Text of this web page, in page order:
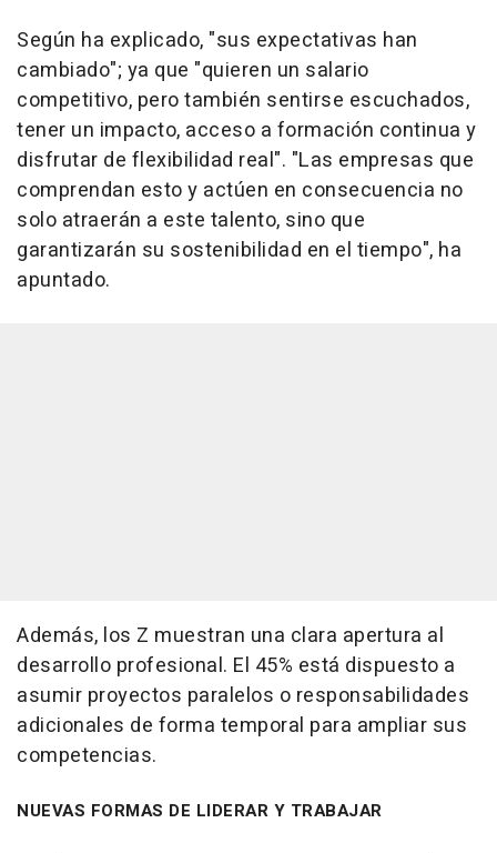
Según ha explicado, "sus expectativas han
cambiado"; ya que "quieren un salario
competitivo, pero también sentirse escuchados,
tener un impacto, acceso a formación continua y
disfrutar de flexibilidad real". "Las empresas que
comprendan esto y actúen en consecuencia no
solo atraerán a este talento, sino que
garantizarán su sostenibilidad en el tiempo", ha
apuntado.
Además, los Z muestran una clara apertura al
desarrollo profesional. El 45% está dispuesto a
asumir proyectos paralelos o responsabilidades
adicionales de forma temporal para ampliar sus
competencias.
NUEVAS FORMAS DE LIDERAR Y TRABAJAR